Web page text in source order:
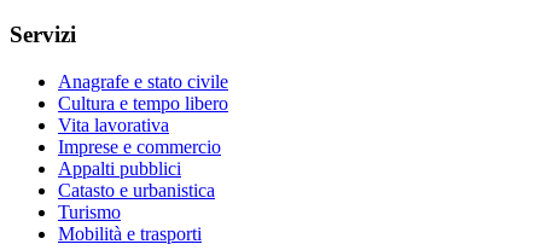
Servizi
Anagrafe e stato civile
Cultura e tempo libero
Vita lavorativa
Imprese e commercio
Appalti pubblici
Catasto e urbanistica
Turismo
Mobilità e trasporti